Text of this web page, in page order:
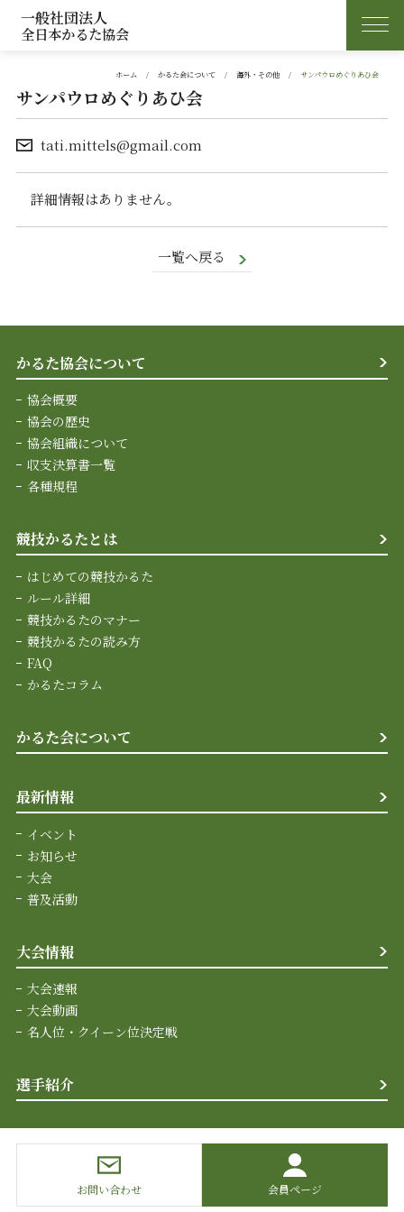
一般社団法人
全日本かるた協会
ホーム かるた会について 海外・その他 サンパウロめぐりあひ会
サンパウロめぐりあひ会
tati.mittels@gmail.com
詳細情報はありません。
一覧へ戻る
かるた協会について
協会概要
協会の歴史
協会組織について
収支決算書一覧
各種規程
競技かるたとは
はじめての競技かるた
ルール詳細
競技かるたのマナー
競技かるたの読み方
FAQ
かるたコラム
かるた会について
最新情報
イベント
お知らせ
大会
普及活動
大会情報
大会速報
大会動画
名人位・クイーン位決定戦
選手紹介
お問い合わせ 会員ページ